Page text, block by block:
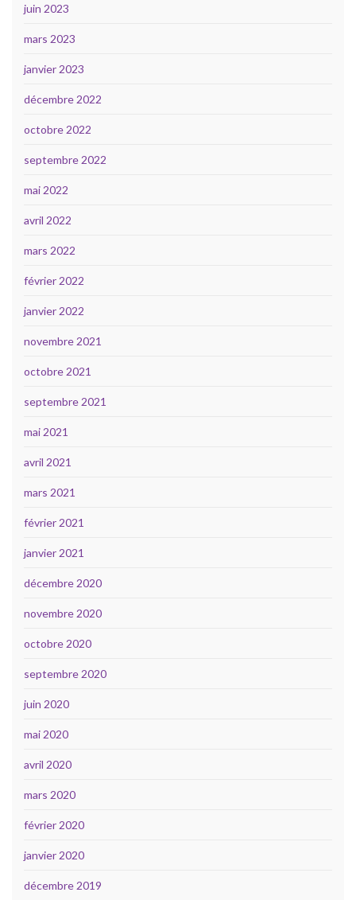
juin 2023
mars 2023
janvier 2023
décembre 2022
octobre 2022
septembre 2022
mai 2022
avril 2022
mars 2022
février 2022
janvier 2022
novembre 2021
octobre 2021
septembre 2021
mai 2021
avril 2021
mars 2021
février 2021
janvier 2021
décembre 2020
novembre 2020
octobre 2020
septembre 2020
juin 2020
mai 2020
avril 2020
mars 2020
février 2020
janvier 2020
décembre 2019